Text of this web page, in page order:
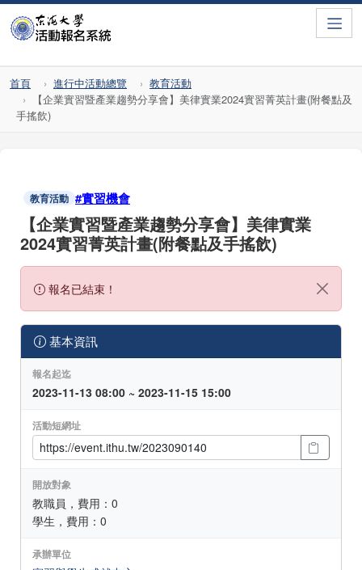
首頁 進行中活動總覽
教育活動
【企業實習暨產業趨勢分享會】美律實業2024實習菁英計畫(附餐點及
手搖飲)
教育活動 #實習機會
【企業實習暨產業趨勢分享會】美律實業
2024實習菁英計畫(附餐點及手搖飲)
報名已結束！
基本資訊
報名起迄
2023-11-13 08:00 ~ 2023-11-15 15:00
活動短網址
開放對象
教職員，費用：0
學生，費用：0
承辦單位